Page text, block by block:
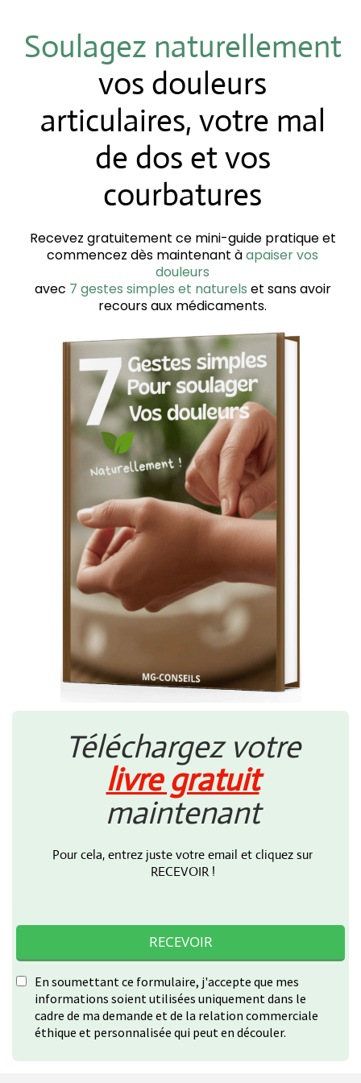
Soulagez naturellement
vos douleurs
articulaires, votre mal
de dos et vos
courbatures
Recevez gratuitement ce mini-guide pratique et
commencez dès maintenant àapaiser vos
douleurs
avec 7 gestes simples et naturels et sans avoir
recours aux médicaments.
Téléchargez votre
livre gratuit
maintenant
Pour cela, entrez juste votre email et cliquez sur
RECEVOIR !
RECEVOIR
En soumettant ce formulaire, j'accepte que mes
informations soient utilisées uniquement dans le
cadre de ma demande et de la relation commerciale
éthique et personnalisée qui peut en découler.